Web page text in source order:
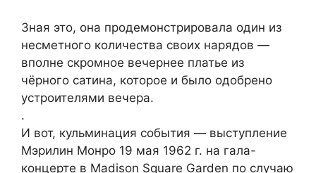
Зная это, она продемонстрировала один из
несметного количества своих нарядов —
вполне скромное вечернее платье из
чёрного сатина, которое и было одобрено
устроителями вечера.
.
И вот, кульминация события — выступление
Мэрилин Монро 19 мая 1962 г. на гала-
концерте в Madison Square Garden по случаю